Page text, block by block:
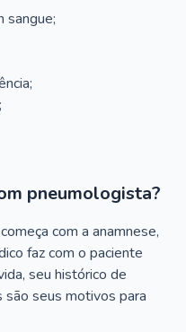
sangue;
pneumologista?
com a anamnese,
faz com o paciente
seu histórico de
são seus motivos para